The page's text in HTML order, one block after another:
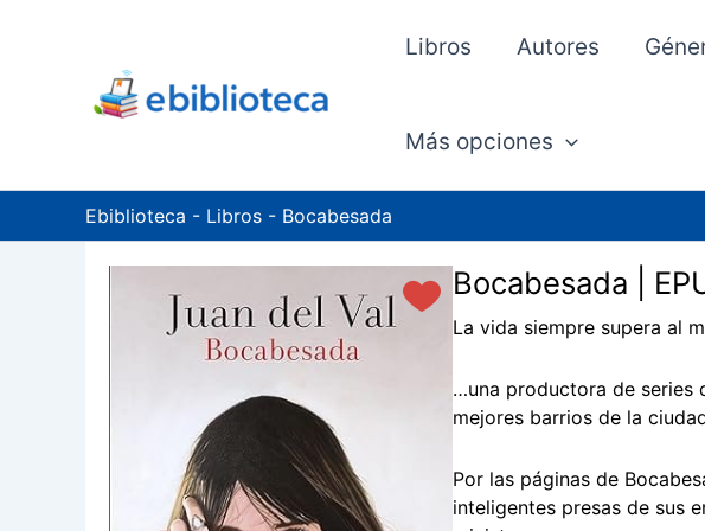
Libros Autores
Más opciones
Ebiblioteca - Libros - Bocabesada
Bocabesada |
La vida siempre supera al
…una productora de series
mejores barrios de la
Por las páginas de
inteligentes presas de sus